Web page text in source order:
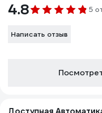
4.8 5
Написать отзыв